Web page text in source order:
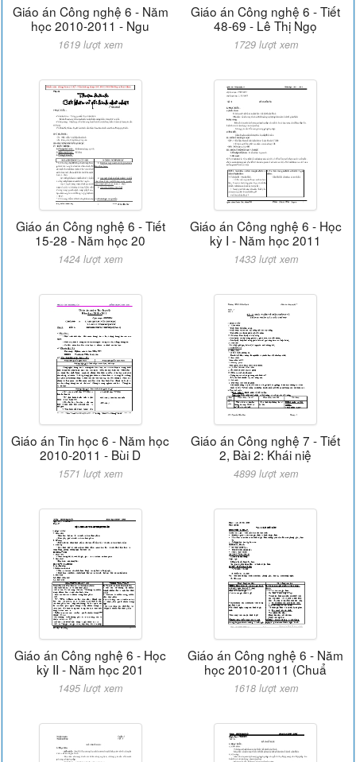
Giáo án Công nghệ 6 - Năm
học 2010-2011 - Ngu
1619 lượt xem
Giáo án Công nghệ 6 - Tiết
48-69 - Lê Thị Ngọ
1729 lượt xem
Giáo án Công nghệ 6 - Tiết
15-28 - Năm học 20
1424 lượt xem
Giáo án Công nghệ 6 - Học
kỳ I - Năm học 2011
1433 lượt xem
Giáo án Tin học 6 - Năm học
2010-2011 - Bùi D
1571 lượt xem
Giáo án Công nghệ 7 - Tiết
2, Bài 2: Khái niệ
4899 lượt xem
Giáo án Công nghệ 6 - Học
kỳ II - Năm học 201
1495 lượt xem
Giáo án Công nghệ 6 - Năm
học 2010-2011 (Chuẩ
1618 lượt xem